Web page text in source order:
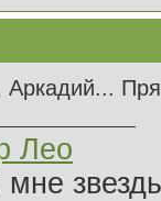
Аркадий...
Лео